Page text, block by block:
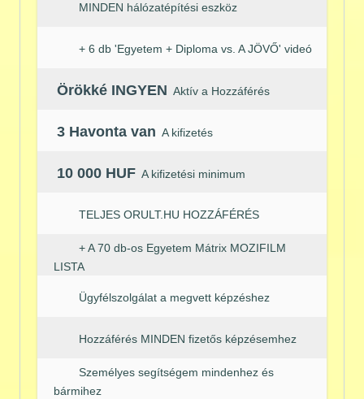
MINDEN hálózatépítési eszköz
+ 6 db 'Egyetem + Diploma vs. A JÖVŐ' videó
Örökké INGYEN Aktív a Hozzáférés
3 Havonta van A kifizetés
10 000 HUF A kifizetési minimum
TELJES ORULT.HU HOZZÁFÉRÉS
+ A 70 db-os Egyetem Mátrix MOZIFILM
LISTA
Ügyfélszolgálat a megvett képzéshez
Hozzáférés MINDEN fizetős képzésemhez
Személyes segítségem mindenhez és
bármihez